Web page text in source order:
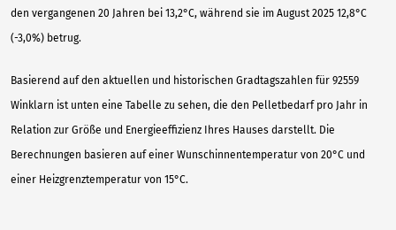
den vergangenen 20 Jahren bei 13,2°C, während sie im August 2025 12,8°C
(-3,0%) betrug.
Basierend auf den aktuellen und historischen Gradtagszahlen für 92559
Winklarn ist unten eine Tabelle zu sehen, die den Pelletbedarf pro Jahr in
Relation zur Größe und Energieeffizienz Ihres Hauses darstellt. Die
Berechnungen basieren auf einer Wunschinnentemperatur von 20°C und
einer Heizgrenztemperatur von 15°C.